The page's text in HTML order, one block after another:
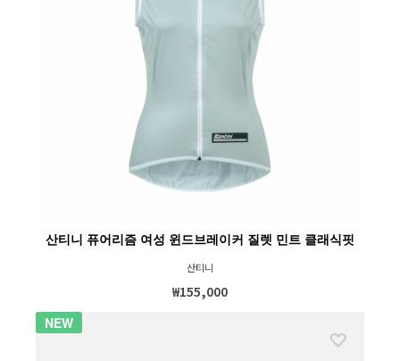
산티니 퓨어리즘 여성 윈드브레이커 질렛 민트 클래식핏
산티니
₩155,000
NEW